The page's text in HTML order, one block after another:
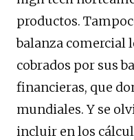
productos.
balanza comercial
cobrados por sus
financieras, que
mundiales. Y se
incluir en los